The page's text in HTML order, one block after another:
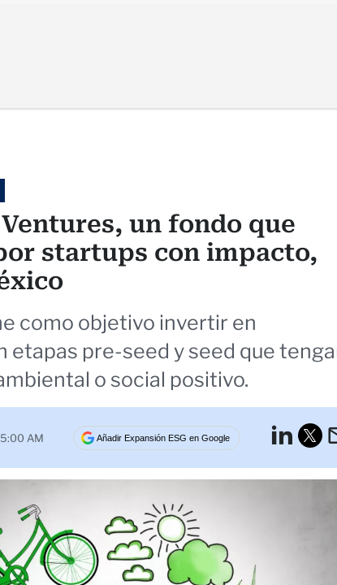
un fondo que
startups con impacto,
como objetivo invertir en
etapas pre-seed y seed que
o social positivo.
AM Añadir Expansión ESG en Google